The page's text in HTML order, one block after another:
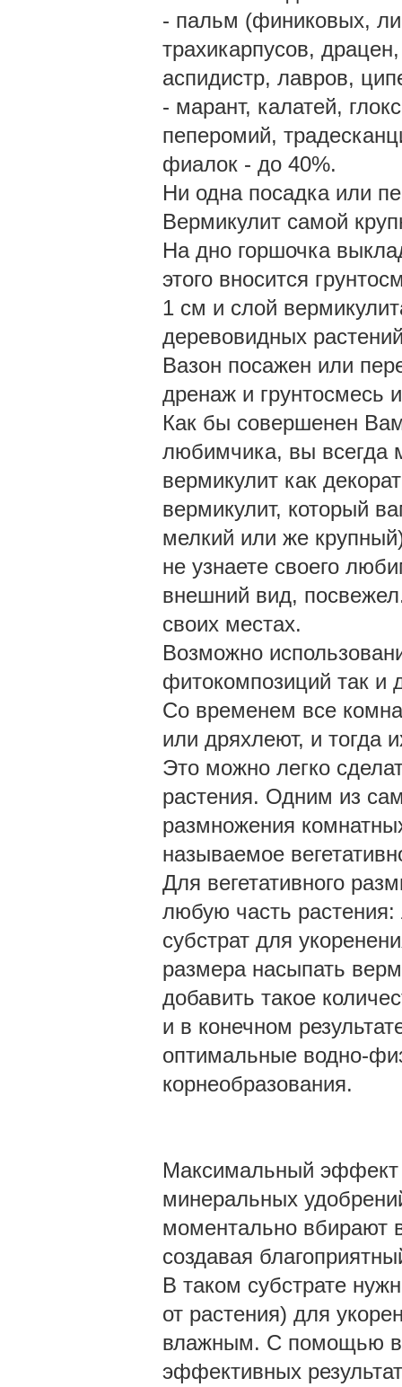
- пальм (финиковых,
трахикарпусов,
аспидистр, лавров,
- марант, калатей,
пеперомий,
фиалок - до 40%.
Ни одна посадка или
Вермикулит самой
На дно горшочка
этого вносится
1 см и слой
деревовидных
Вазон посажен или
дренаж и грунтосмесь
Как бы совершенен
любимчика, вы всегда
вермикулит как
вермикулит, который
мелкий или же
не узнаете своего
внешний вид,
своих местах.
Возможно
фитокомпозиций так и
Со временем все
или дряхлеют, и тогда
Это можно легко
растения. Одним из
размножения
называемое
Для вегетативного
любую часть растения:
субстрат для
размера насыпать
добавить такое
и в конечном
оптимальные водно-
корнеобразования.
Максимальный эффект
минеральных
моментально вбирают
создавая
В таком субстрате
от растения) для
влажным. С помощью
эффективных